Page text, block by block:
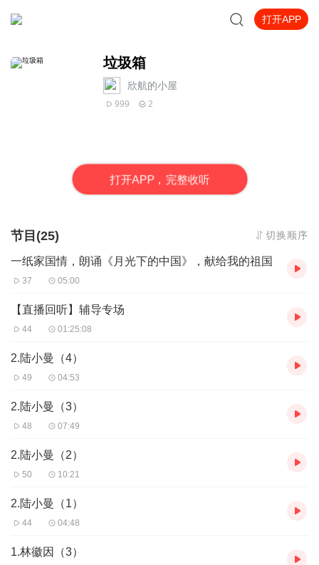
打开APP
垃圾箱
欣航的小屋
999 2
打开APP，完整收听
节目(25) 切换顺序
一纸家国情，朗诵《月光下的中国》，献给我的祖国
37 05:00
【直播回听】辅导专场
44 01:25:08
2.陆小曼（4）
49 04:53
2.陆小曼（3）
48 07:49
2.陆小曼（2）
50 10:21
2.陆小曼（1）
44 04:48
1.林徽因（3）